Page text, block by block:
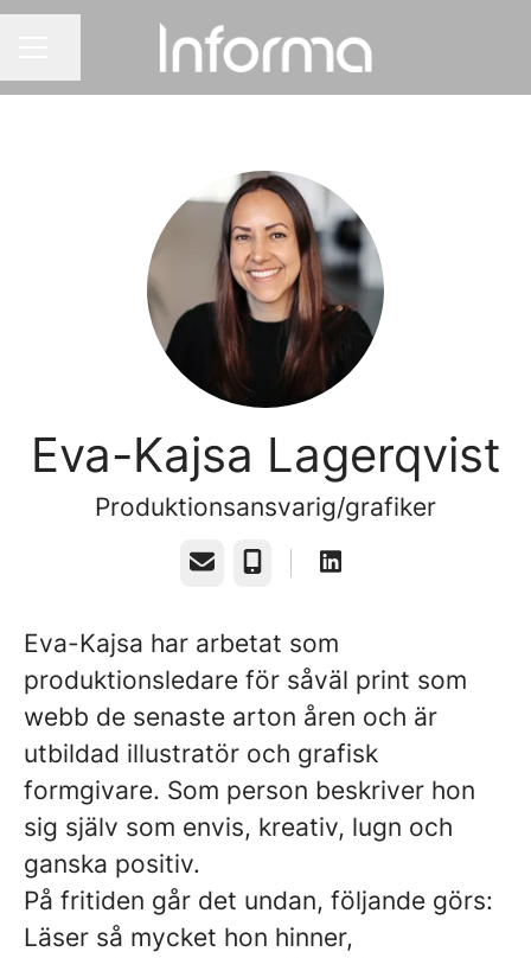
Eva-Kajsa Lagerqvist
Produktionsansvarig/grafiker
E-postTelefon
Eva-Kajsa har arbetat som
produktionsledare för såväl print som
webb de senaste arton åren och är
utbildad illustratör och grafisk
formgivare. Som person beskriver hon
sig själv som envis, kreativ, lugn och
ganska positiv.
På fritiden går det undan, följande görs:
Läser så mycket hon hinner,